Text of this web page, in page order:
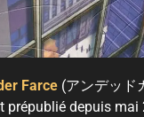
Farce (アンデッド
prépublié depuis mai